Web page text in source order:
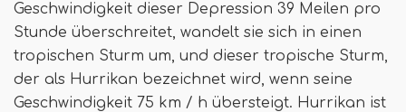
Geschwindigkeit dieser Depression 39 Meilen pro
Stunde überschreitet, wandelt sie sich in einen
tropischen Sturm um, und dieser tropische Sturm,
der als Hurrikan bezeichnet wird, wenn seine
Geschwindigkeit 75 km / h übersteigt. Hurrikan ist